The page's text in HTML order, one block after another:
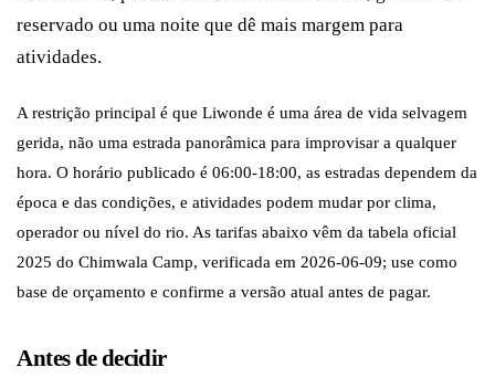
reservado ou uma noite que dê mais margem para
atividades.
A restrição principal é que Liwonde é uma área de vida selvagem
gerida, não uma estrada panorâmica para improvisar a qualquer
hora. O horário publicado é 06:00-18:00, as estradas dependem da
época e das condições, e atividades podem mudar por clima,
operador ou nível do rio. As tarifas abaixo vêm da tabela oficial
2025 do Chimwala Camp, verificada em 2026-06-09; use como
base de orçamento e confirme a versão atual antes de pagar.
Antes de decidir